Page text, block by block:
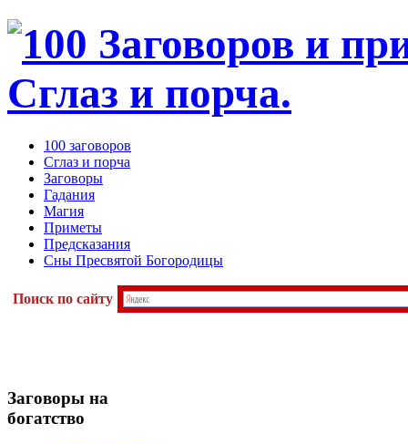
100 заговоров
Сглаз и порча
Заговоры
Гадания
Магия
Приметы
Предсказания
Сны Пресвятой Богородицы
Поиск по сайту
Заговоры на
богатство